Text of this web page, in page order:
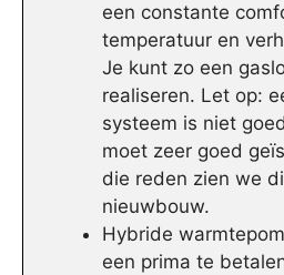
een constante
temperatuur en
Je kunt zo een
realiseren. Let op:
systeem is niet
moet zeer goed
die reden zien we
nieuwbouw.
Hybride
een prima te